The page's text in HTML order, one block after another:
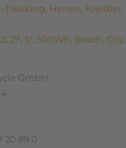
Trekking, Herren, Kreidler,
, 27, 5", 500Wh, Bosch, City,
GmbH
20 89 0